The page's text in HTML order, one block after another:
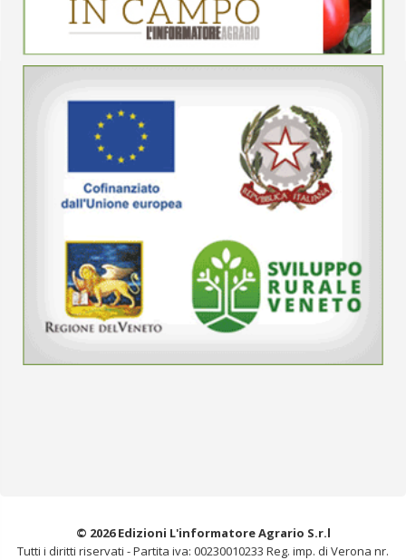
© 2026 Edizioni L'informatore Agrario S.r.l
Tutti i diritti riservati -Partita iva: 00230010233 Reg. imp. di Verona nr.